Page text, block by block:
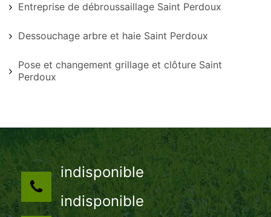
Entreprise de débroussaillage Saint Perdoux
Dessouchage arbre et haie Saint Perdoux
Pose et changement grillage et clôture Saint
Perdoux
indisponible
indisponible